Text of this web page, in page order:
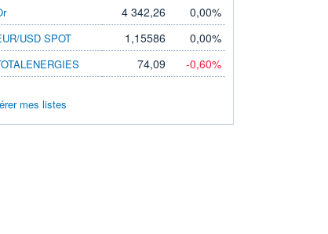
4 342,26 0,00%
USD SPOT 1,15586 0,00%
74,09 -0,60%
mes listes